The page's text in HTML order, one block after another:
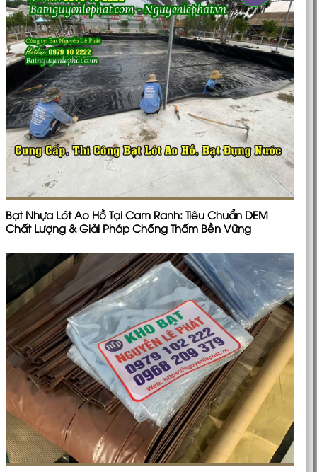
Bạt Nhựa Lót Ao Hồ Tại Cam Ranh: Tiêu Chuẩn DEM
Chất Lượng & Giải Pháp Chống Thấm Bền Vững